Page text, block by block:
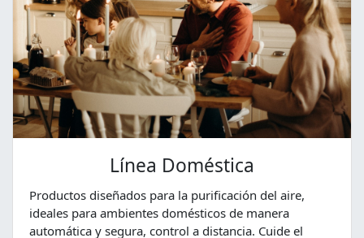
Línea Doméstica
Productos diseñados para la purificación del aire,
ideales para ambientes domésticos de manera
automática y segura, control a distancia. Cuide el